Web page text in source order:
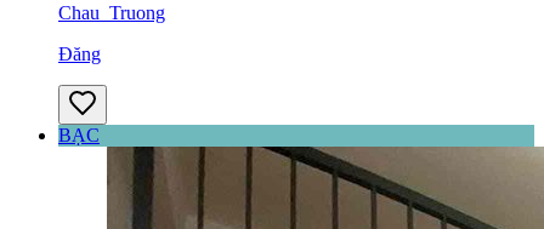
Chau_Truong
Đăng
BẠC